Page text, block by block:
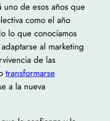
uno de esos años que
como el año
lo que conocíamos
al marketing
de las
transformarse
a la nueva